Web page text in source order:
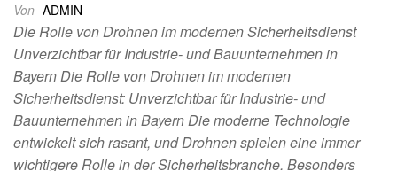
Von ADMIN
Die Rolle von Drohnen im modernen Sicherheitsdienst
Unverzichtbar für Industrie- und Bauunternehmen in
Bayern Die Rolle von Drohnen im modernen
Sicherheitsdienst: Unverzichtbar für Industrie- und
Bauunternehmen in Bayern Die moderne Technologie
entwickelt sich rasant, und Drohnen spielen eine immer
wichtigere Rolle in der Sicherheitsbranche. Besonders